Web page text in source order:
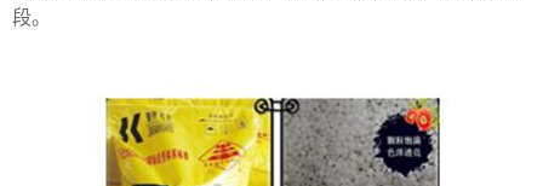
段。